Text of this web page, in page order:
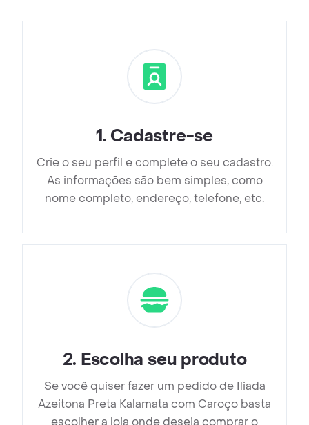
1. Cadastre-se
Crie o seu perfil e complete o seu cadastro.
As informações são bem simples, como
nome completo, endereço, telefone, etc.
2. Escolha seu produto
Se você quiser fazer um pedido de Iliada
Azeitona Preta Kalamata com Caroço basta
escolher a loja onde deseja comprar o